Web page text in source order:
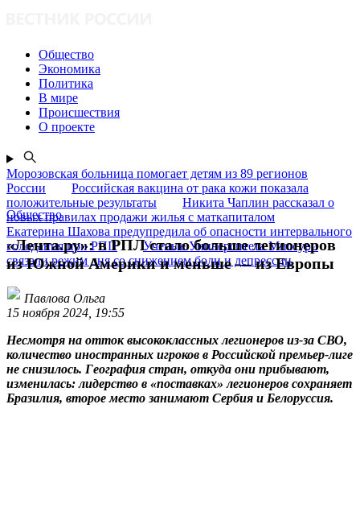
Общество
Экономика
Политика
В мире
Происшествия
О проекте
Морозовская больница помогает детям из 89 регионов
России
Российская вакцина от рака кожи показала
положительные результаты
Никита Чаплин рассказал о
новых правилах продажи жилья с маткапиталом
Екатерина Шахова предупредила об опасности интервального
голодания при РПП
Ученые Университета Миссури
связали режим дня со снижением боли и депрессии
Общество
«Лента.ру»: в РПЛ стало больше легионеров
из Южной Америки и меньше — из Европы
Павлова Ольга
15 ноября 2024, 19:55
Несмотря на отток высококлассных легионеров из-за СВО,
количество иностранных игроков в Российской премьер-лиге
не снизилось. География стран, откуда они прибывают,
изменилась: лидерство в «поставках» легионеров сохраняет
Бразилия, второе место занимают Сербия и Белоруссия.